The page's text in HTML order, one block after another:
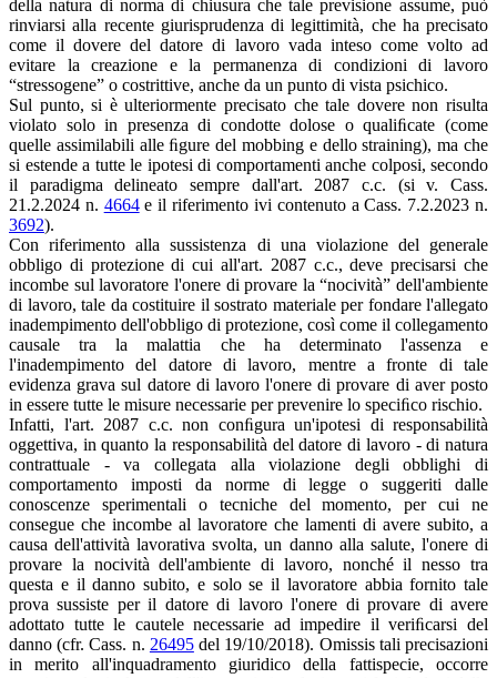
della natura di norma di chiusura che tale previsione assume, può
rinviarsi alla recente giurisprudenza di legittimità, che ha precisato
come il dovere del datore di lavoro vada inteso come volto ad
evitare la creazione e la permanenza di condizioni di lavoro
“stressogene” o costrittive, anche da un punto di vista psichico.
Sul punto, si è ulteriormente precisato che tale dovere non risulta
violato solo in presenza di condotte dolose o qualiﬁcate (come
quelle assimilabili alle ﬁgure del mobbing e dello straining), ma che
si estende a tutte le ipotesi di comportamenti anche colposi, secondo
il paradigma delineato sempre dall'art. 2087 c.c. (si v. Cass.
21.2.2024 n. 4664e il riferimento ivi contenuto a Cass. 7.2.2023 n.
3692).
Con riferimento alla sussistenza di una violazione del generale
obbligo di protezione di cui all'art. 2087 c.c., deve precisarsi che
incombe sul lavoratore l'onere di provare la “nocività” dell'ambiente
di lavoro, tale da costituire il sostrato materiale per fondare l'allegato
inadempimento dell'obbligo di protezione, così come il collegamento
causale tra la malattia che ha determinato l'assenza e
l'inadempimento del datore di lavoro, mentre a fronte di tale
evidenza grava sul datore di lavoro l'onere di provare di aver posto
in essere tutte le misure necessarie per prevenire lo speciﬁco rischio.
Infatti, l'art. 2087 c.c. non conﬁgura un'ipotesi di responsabilità
oggettiva, in quanto la responsabilità del datore di lavoro - di natura
contrattuale - va collegata alla violazione degli obblighi di
comportamento imposti da norme di legge o suggeriti dalle
conoscenze sperimentali o tecniche del momento, per cui ne
consegue che incombe al lavoratore che lamenti di avere subito, a
causa dell'attività lavorativa svolta, un danno alla salute, l'onere di
provare la nocività dell'ambiente di lavoro, nonché il nesso tra
questa e il danno subito, e solo se il lavoratore abbia fornito tale
prova sussiste per il datore di lavoro l'onere di provare di avere
adottato tutte le cautele necessarie ad impedire il veriﬁcarsi del
danno (cfr. Cass. n. 26495del 19/10/2018). Omissis tali precisazioni
in merito all'inquadramento giuridico della fattispecie, occorre